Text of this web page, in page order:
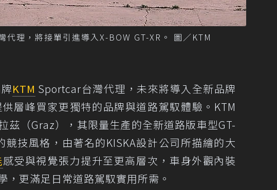
理，將接單引進導入X-BOW GT-XR。 圖／KTM
KTM Sportcar台灣代理，未來將導入全新品牌
供層峰買家更獨特的品牌與道路駕馭體驗。KTM
茲（Graz），其限量生產的全新道路版車型GT-
競技風格，由著名的KISKA設計公司所描繪的大
感受與視覺張力提升至更高層次，車身外觀內裝
更滿足日常道路駕馭實用所需。